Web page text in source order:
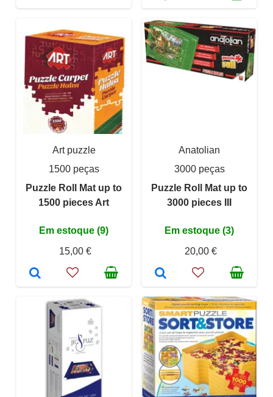
Art puzzle
1500 peças
Puzzle Roll Mat up to
1500 pieces Art
Em estoque (9)
15,00 €
Anatolian
3000 peças
Puzzle Roll Mat up to
3000 pieces III
Em estoque (3)
20,00 €